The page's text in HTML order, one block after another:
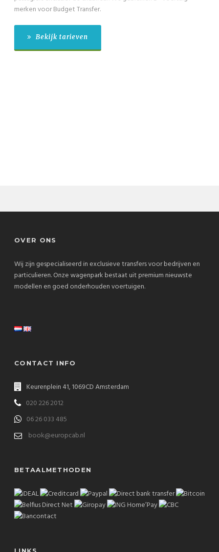
merken voor Budget Transfer.
Bekijk tarieven
OVER ONS
Wij zijn gespecialiseerd in exclusieve transfers voor bedrijven en
particulieren. Onze wagenpark bestaat uit premium nieuwste
modellen en goed onderhouden voertuigen.
CONTACT INFO
Keurenplein 41, 1069CD Amsterdam
020 226 2012
06 26 033 485
book@europcab.nl
BETAALMETHODEN
LINKS